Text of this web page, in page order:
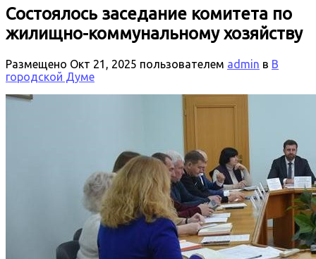
Состоялось заседание комитета по
жилищно-коммунальному хозяйству
Размещено Окт 21, 2025 пользователем admin в В
городской Думе